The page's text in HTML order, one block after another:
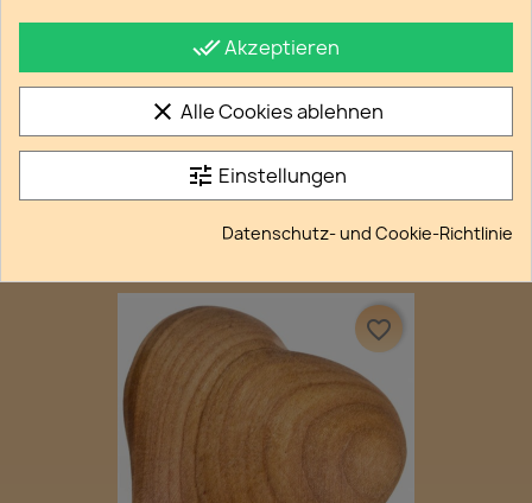
Ovaler Herzkochlöffel -...
1,20 €
favorite_border
done_allAkzeptieren
clear Alle Cookies ablehnen
tune Einstellungen
Datenschutz- und Cookie-Richtlinie